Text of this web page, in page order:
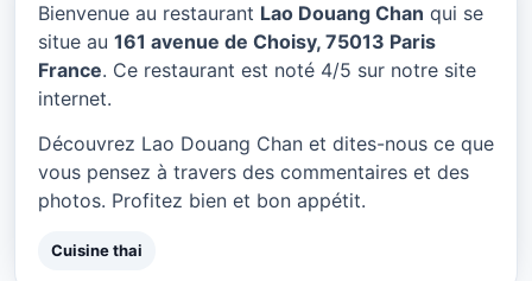
Lao Douang Chan à Paris
★ 4/5
Bienvenue au restaurant Lao Douang Chan qui se
situe au 161 avenue de Choisy, 75013 Paris
France. Ce restaurant est noté 4/5 sur notre site
internet.
Découvrez Lao Douang Chan et dites-nous ce que
vous pensez à travers des commentaires et des
photos. Profitez bien et bon appétit.
Cuisine thai